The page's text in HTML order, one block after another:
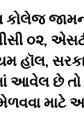
કોલેજ
૦૨, એસટી
હૉલ,
આવેલ છે
માટે